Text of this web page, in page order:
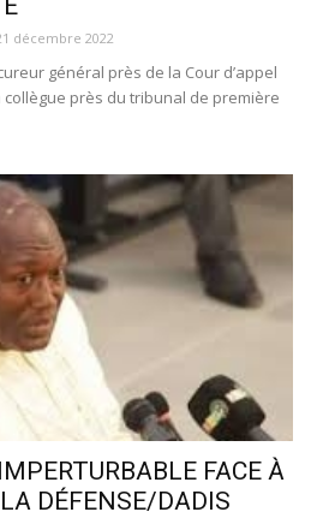
décembre 2022
général près de la Cour d’appel
près du tribunal de première
FACE À
DÉFENSE/DADIS